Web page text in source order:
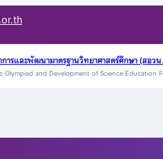
ารและพัฒนามาตรฐานวิทยาศาสตร์ศึกษา (สอวน
Olympiad and Development of Science Education